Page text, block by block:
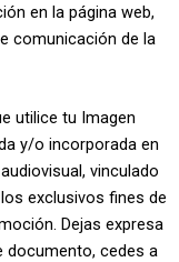
en la página web,
comunicación de la
utilice tu Imagen
y/o incorporada en
vinculado
exclusivos fines de
Dejas expresa
documento, cedes a